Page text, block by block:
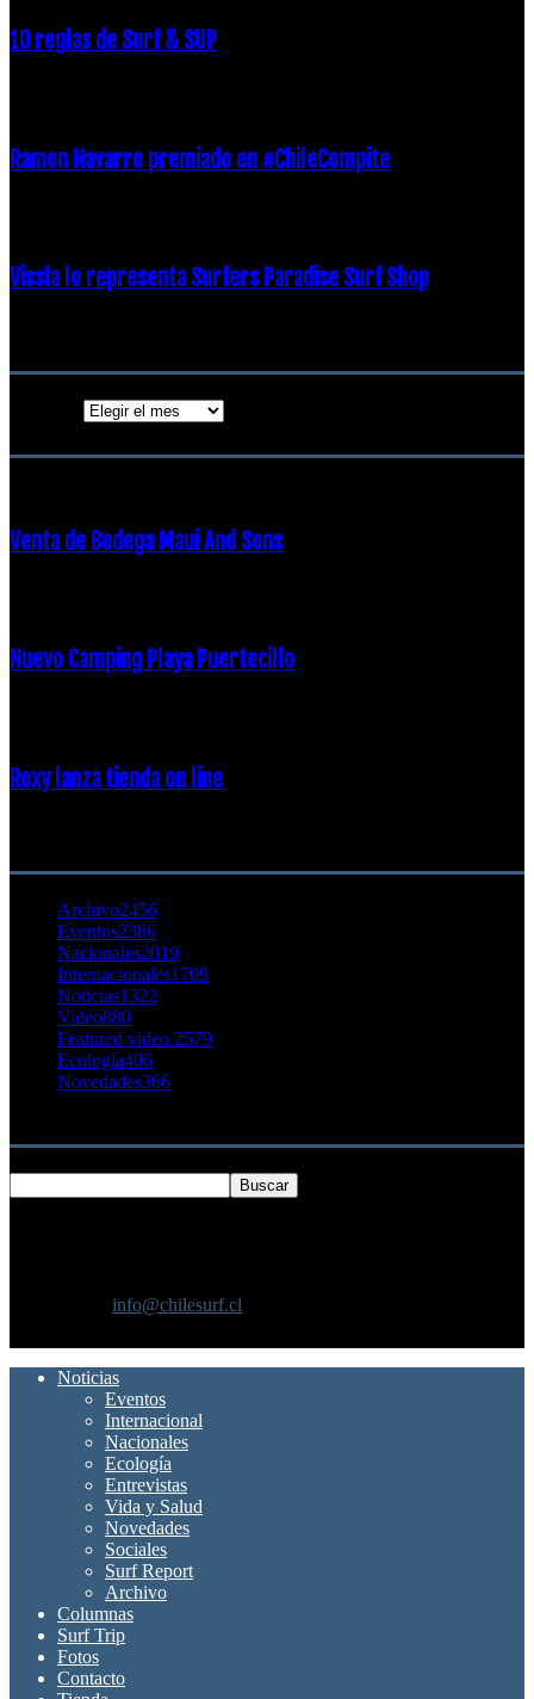
10 reglas de Surf & SUP
Ramon Navarro premiado en #ChileCompite
Vissla lo representa Surfers Paradise Surf Shop
Venta de Bodega Maui And Sons
Nuevo Camping Playa Puertecillo
Roxy lanza tienda on line
Archivo2456
Eventos2386
Nacionales2019
Internacionales1709
Noticias1322
Video880
Featured video 2579
Ecología406
Novedades366
info@chilesurf.cl
Noticias
Eventos
Internacional
Nacionales
Ecología
Entrevistas
Vida y Salud
Novedades
Sociales
Surf Report
Archivo
Columnas
Surf Trip
Fotos
Contacto